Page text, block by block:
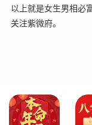
以上就是女生男相必
关注紫微府。